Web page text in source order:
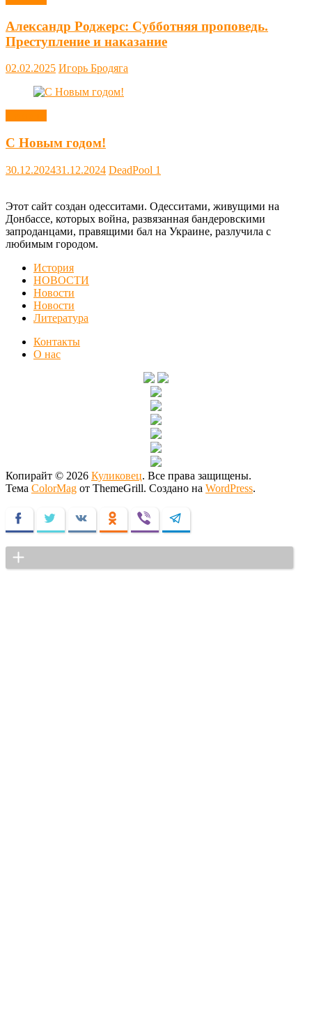
Александр Роджерс: Субботняя проповедь.
Преступление и наказание
02.02.2025 Игорь Бродяга
С Новым годом!
30.12.202431.12.2024 DeadPool 1
Этот сайт создан одесситами. Одесситами, живущими на
Донбассе, которых война, развязанная бандеровскими
запроданцами, правящими бал на Украине, разлучила с
любимым городом.
История
НОВОСТИ
Новости
Новости
Литература
Контакты
О нас
Копирайт © 2026 Куликовец. Все права защищены.
Тема ColorMag от ThemeGrill. Создано на WordPress.
FacebookTwitter VKontakteOdnoklassniki
Viber